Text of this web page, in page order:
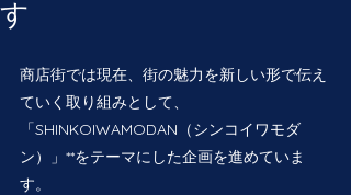
す
商店街では現在、街の魅力を新しい形で伝え
ていく取り組みとして、
「SHINKOIWAMODAN（シンコイワモダ
ン）」**をテーマにした企画を進めていま
す。